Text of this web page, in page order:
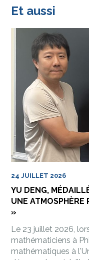
Et aussi
24 JUILLET 2026
YU DENG,
UNE ATMOSPHÈRE
»
Le 23 juillet 2026,
mathématiciens à
mathématiques à